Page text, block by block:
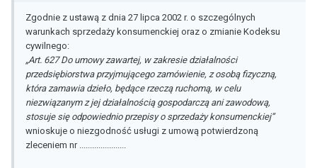
Zgodnie z ustawą z dnia 27 lipca 2002 r. o szczególnych
warunkach sprzedaży konsumenckiej oraz o zmianie Kodeksu
cywilnego:
„Art. 627 Do umowy zawartej, w zakresie działalności
przedsiębiorstwa przyjmującego zamówienie, z osobą fizyczną,
która zamawia dzieło, będące rzeczą ruchomą, w celu
niezwiązanym z jej działalnością gospodarczą ani zawodową,
stosuje się odpowiednio przepisy o sprzedaży konsumenckiej”
wnioskuje o niezgodność usługi z umową potwierdzoną
zleceniem nr ......................